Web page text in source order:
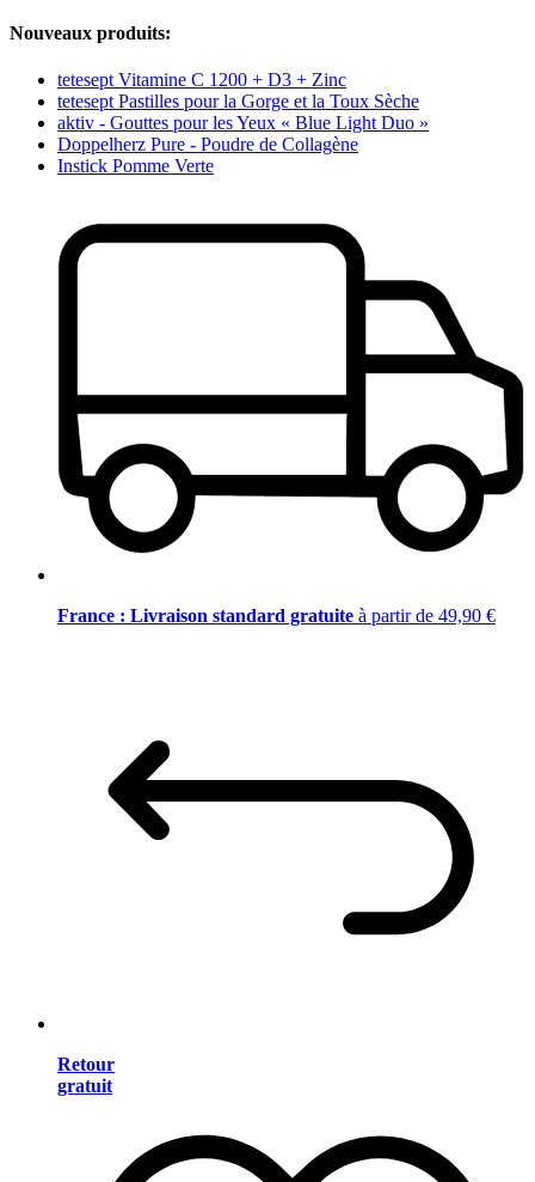
Nouveaux produits:
tetesept Vitamine C 1200 + D3 + Zinc
tetesept Pastilles pour la Gorge et la Toux Sèche
aktiv - Gouttes pour les Yeux « Blue Light Duo »
Doppelherz Pure - Poudre de Collagène
Instick Pomme Verte
France : Livraison standard gratuite à partir de 49,90 €
Retour
gratuit